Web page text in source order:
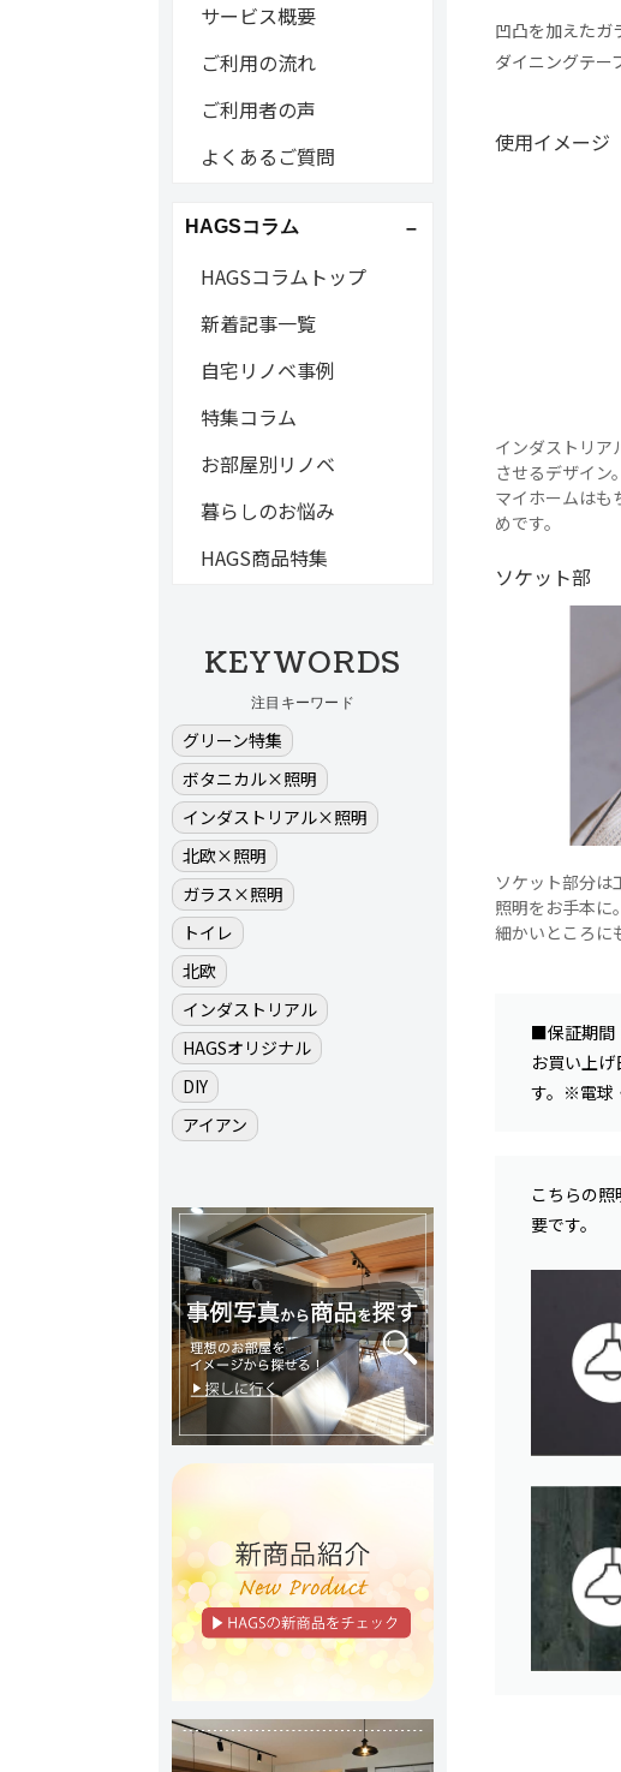
凹凸を加えたガ
ダイニングテー
使用イメージ
インダストリア
させるデザイン。
マイホームはも
めです。
ソケット部
ソケット部分は
照明をお手本に。
細かいところに
■保証期間
お買い上
す。※電球
こちらの
要です。
サービス概要
ご利用の流れ
ご利用者の声
よくあるご質問
HAGSコラム
HAGSコラムトップ
新着記事一覧
自宅リノベ事例
特集コラム
お部屋別リノベ
暮らしのお悩み
HAGS商品特集
KEYWORDS
注目キーワード
グリーン特集
ボタニカル×照明
インダストリアル×照明
北欧×照明
ガラス×照明
トイレ
北欧
インダストリアル
HAGSオリジナル
DIY
アイアン